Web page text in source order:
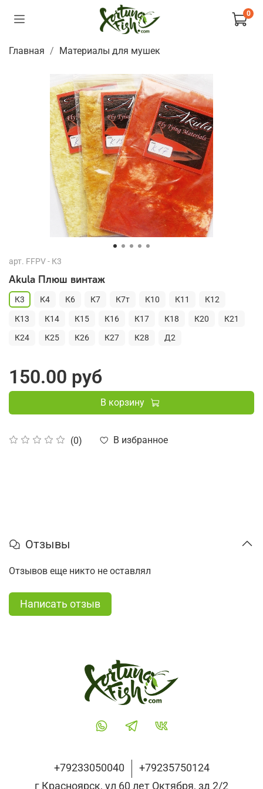
0
Главная Материалы для мушек
арт. FFPV - К3
Akula Плюш винтаж
(0) В избранное
К3 К4 К6 К7 К7т К10 К11 К12
К13 К14 К15 К16 К17 К18 К20 К21
К24 К25 К26 К27 К28 Д2
150.00 руб
В корзину
Отзывы
Отзывов еще никто не оставлял
Написать отзыв
+79233050040
+79235750124
г Красноярск, ул 60 лет Октября, зд 2/2